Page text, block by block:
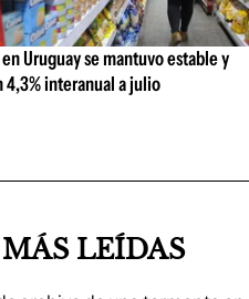
Uruguay se mantuvo estable y
4,3% interanual a julio
LEÍDAS